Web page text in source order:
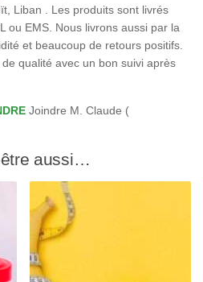
Liban . Les produits sont livrés
ou EMS. Nous livrons aussi par la
et beaucoup de retours positifs.
qualité avec un bon suivi après
Joindre M. Claude (
aussi…